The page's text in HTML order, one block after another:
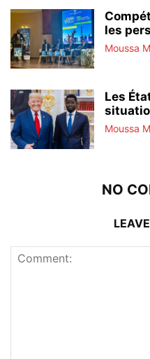
les
Moussa
Les
Moussa
NO